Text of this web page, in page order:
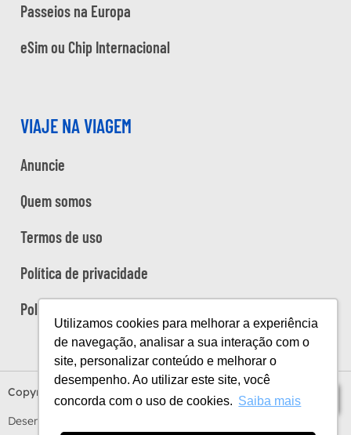
Utilizamos cookies para melhorar a experiência
de navegação, analisar a sua interação com o
site, personalizar conteúdo e melhorar o
desempenho. Ao utilizar este site, você
concorda com o uso de cookies. Saiba maisÍndice
Passeios na Europa
eSim ou Chip Internacional
VIAJE NA VIAGEM
Anuncie
Quem somos
Termos de uso
Política de privacidade
Política de cookies
Copyright Viaje na Viagem © 2026
Desenvolvido por